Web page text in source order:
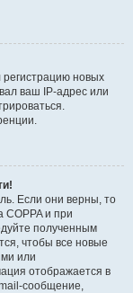
новых
ваш IP-адрес или
Если они верны, то
COPPA и при
полученным
чтобы все новые
или
отображается в
сообщение,